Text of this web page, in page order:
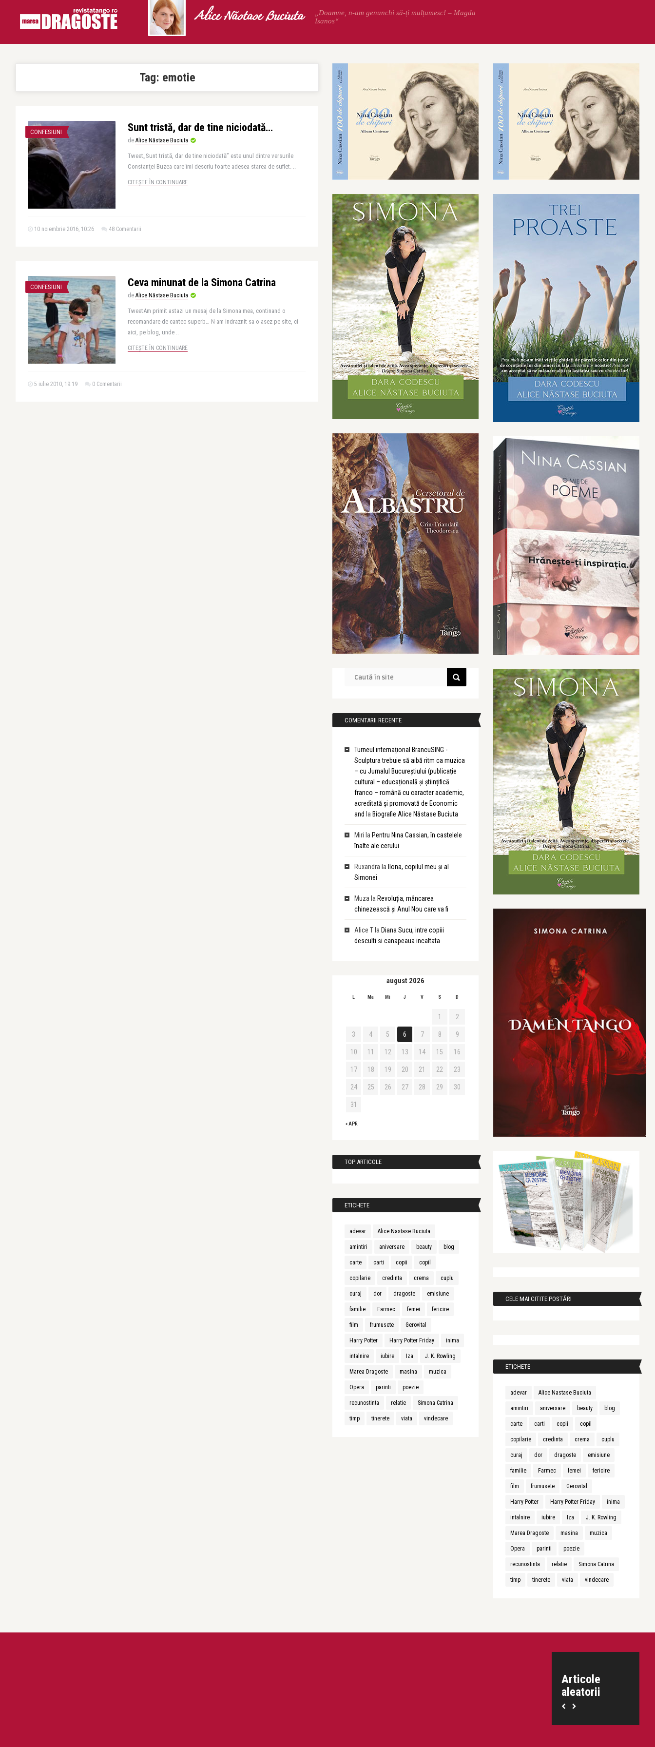
Alice Năstase Buciuta
„Doamne, n-am genunchi să-ți mulțumesc! – Magda
Isanos“
Tag: emotie
CONFESIUNI Sunt tristă, dar de tine niciodată…
de Alice Năstase Buciuta
Tweet„Sunt tristă, dar de tine niciodată” este unul dintre versurile
Constanţei Buzea care îmi descriu foarte adesea starea de suflet. ..
CITEȘTE ÎN CONTINUARE
10 noiembrie 2016, 10:26 48 Comentarii
CONFESIUNI Ceva minunat de la Simona Catrina
de Alice Năstase Buciuta
TweetAm primit astazi un mesaj de la Simona mea, continand o
recomandare de cantec superb… N-am indraznit sa o asez pe site, ci
aici, pe blog, unde ..
CITEȘTE ÎN CONTINUARE
5 iulie 2010, 19:19 0 Comentarii
COMENTARII RECENTE
Turneul internațional BrancuSING -
Sculptura trebuie să aibă ritm ca muzica
– cu Jurnalul Bucureștiului (publicație
cultural – educațională și științifică
franco – română cu caracter academic,
acreditată și promovată de Economic
and la Biografie Alice Năstase Buciuta
Miri la Pentru Nina Cassian, în castelele
înalte ale cerului
Ruxandra la
Ilona, copilul meu și al
Simonei
Muza la Revoluția, mâncarea
chinezească și Anul Nou care va fi
Alice T la Diana Sucu, intre copiii
desculti si canapeaua incaltata
august 2026
L Ma Mi J V S D
« APR.
1 2
3 4 5 6 7 8 9
10 11 12 13 14 15 16
17 18 19 20 21 22 23
24 25 26 27 28 29 30
31
TOP ARTICOLE
ETICHETE
adevar Alice Nastase Buciuta
amintiri aniversare beauty blog
carte carti copii copil
copilarie credinta crema cuplu
curaj dor dragoste emisiune
familie Farmec femei fericire
film frumusete Gerovital
Harry Potter Harry Potter Friday inima
intalnire iubire Iza J. K. Rowling
Marea Dragoste masina muzica
Opera parinti poezie
recunostinta relatie Simona Catrina
timp tinerete viata vindecare
CELE MAI CITITE POSTĂRI
ETICHETE
adevar Alice Nastase Buciuta
amintiri aniversare beauty blog
carte carti copii copil
copilarie credinta crema cuplu
curaj dor dragoste emisiune
familie Farmec femei fericire
film frumusete Gerovital
Harry Potter Harry Potter Friday inima
intalnire iubire Iza J. K. Rowling
Marea Dragoste masina muzica
Opera parinti poezie
recunostinta relatie Simona Catrina
timp tinerete viata vindecare
Articole
aleatorii